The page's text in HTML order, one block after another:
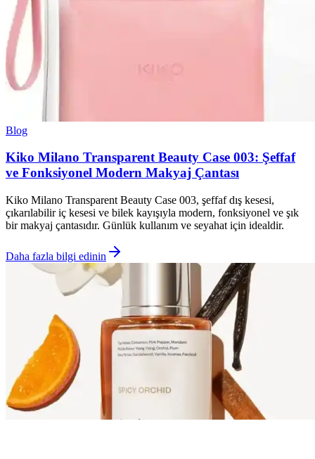
Blog
Kiko Milano Transparent Beauty Case 003: Şeffaf
ve Fonksiyonel Modern Makyaj Çantası
Kiko Milano Transparent Beauty Case 003, şeffaf dış kesesi,
çıkarılabilir iç kesesi ve bilek kayışıyla modern, fonksiyonel ve şık
bir makyaj çantasıdır. Günlük kullanım ve seyahat için idealdir.
Daha fazla bilgi edinin